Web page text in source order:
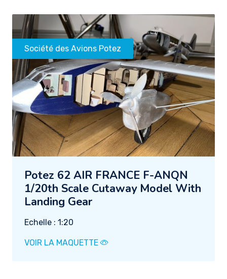
Société des Avions Potez
Potez 62 AIR FRANCE F-ANQN
1/20th Scale Cutaway Model With
Landing Gear
Echelle : 1:20
VOIR LA MAQUETTE